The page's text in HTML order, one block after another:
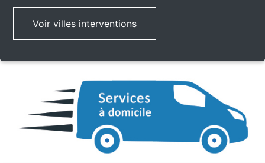
Voir villes interventions